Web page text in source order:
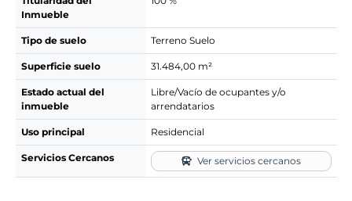
Inmueble
Tipo de suelo Terreno Suelo
Superficie suelo 31.484,00 m²
Estado actual del
inmueble
Libre/Vacío de ocupantes y/o
arrendatarios
Uso principal Residencial
Servicios Cercanos Ver servicios cercanos